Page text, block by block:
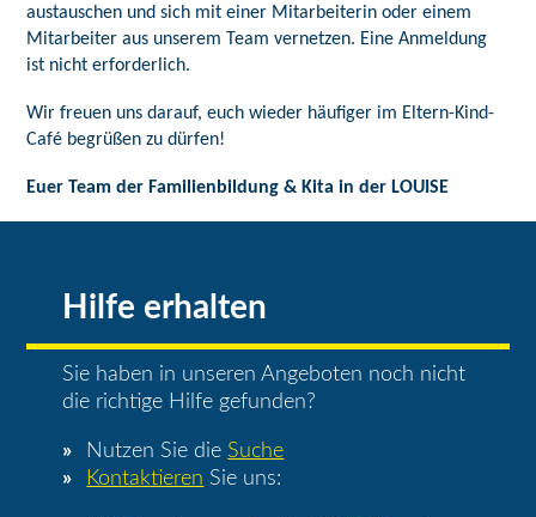
austauschen und sich mit einer Mitarbeiterin oder einem
Mitarbeiter aus unserem Team vernetzen. Eine Anmeldung
ist nicht erforderlich.
Wir freuen uns darauf, euch wieder häufiger im Eltern-Kind-
Café begrüßen zu dürfen!
Euer Team der Familienbildung & Kita in der LOUISE
Hilfe erhalten
Sie haben in unseren Angeboten noch nicht
die richtige Hilfe gefunden?
Nutzen Sie die Suche
Kontaktieren Sie uns: